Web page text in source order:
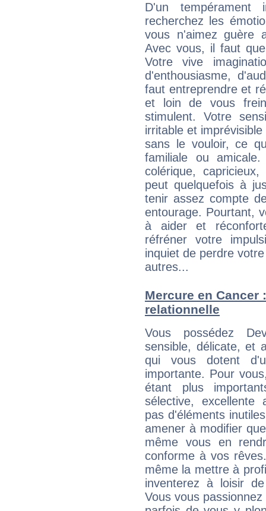
D'un tempérament
recherchez les
vous n'aimez guère
Avec vous, il faut
Votre vive
d'enthousiasme,
faut entreprendre et
et loin de vous
stimulent. Votre
irritable et
sans le vouloir, ce
familiale ou
colérique,
peut quelquefois à
tenir assez compte
entourage. Pourtant,
à aider et
réfréner votre
inquiet de perdre
autres...
Mercure en
relationnelle
Vous possédez
sensible, délicate, et
qui vous dotent
importante. Pour
étant plus
sélective, excellente
pas d'éléments
amener à modifier
même vous en
conforme à vos
même la mettre à
inventerez à loisir
Vous vous